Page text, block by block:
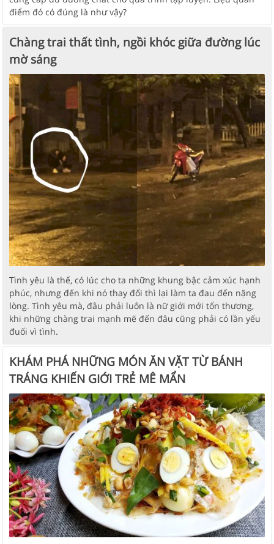
điểm đó có đúng là như vậy?
Chàng trai thất tình, ngồi khóc giữa đường lúc
mờ sáng
Tình yêu là thế, có lúc cho ta những khung bậc cảm xúc hạnh
phúc, nhưng đến khi nó thay đổi thì lại làm ta đau đến nặng
lòng. Tình yêu mà, đâu phải luôn là nữ giới mới tổn thương,
khi những chàng trai mạnh mẽ đến đâu cũng phải có lần yếu
đuối vì tình.
KHÁM PHÁ NHỮNG MÓN ĂN VẶT TỪ BÁNH
TRÁNG KHIẾN GIỚI TRẺ MÊ MẨN